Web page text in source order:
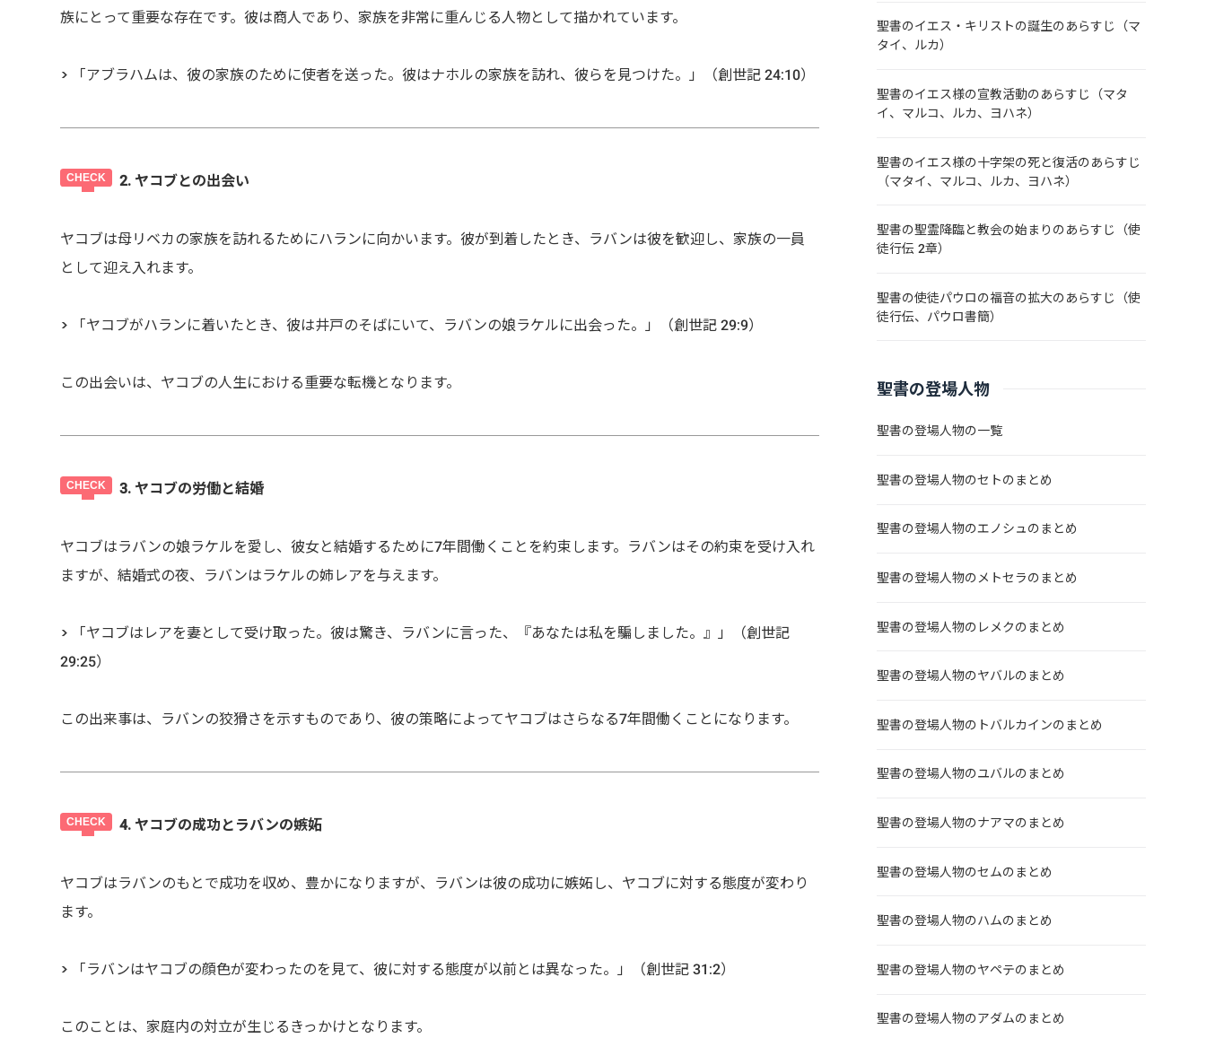
族にとって重要な存在です。彼は商人であり、家族を非常に重んじる人物として描かれています。
> 「アブラハムは、彼の家族のために使者を送った。彼はナホルの家族を訪れ、彼らを見つけた。」（創世記 24:10）
2. ヤコブとの出会い
ヤコブは母リベカの家族を訪れるためにハランに向かいます。彼が到着したとき、ラバンは彼を歓迎し、家族の一員
として迎え入れます。
> 「ヤコブがハランに着いたとき、彼は井戸のそばにいて、ラバンの娘ラケルに出会った。」（創世記 29:9）
この出会いは、ヤコブの人生における重要な転機となります。
3. ヤコブの労働と結婚
ヤコブはラバンの娘ラケルを愛し、彼女と結婚するために7年間働くことを約束します。ラバンはその約束を受け入れ
ますが、結婚式の夜、ラバンはラケルの姉レアを与えます。
> 「ヤコブはレアを妻として受け取った。彼は驚き、ラバンに言った、『あなたは私を騙しました。』」（創世記
29:25）
この出来事は、ラバンの狡猾さを示すものであり、彼の策略によってヤコブはさらなる7年間働くことになります。
4. ヤコブの成功とラバンの嫉妬
ヤコブはラバンのもとで成功を収め、豊かになりますが、ラバンは彼の成功に嫉妬し、ヤコブに対する態度が変わり
ます。
> 「ラバンはヤコブの顔色が変わったのを見て、彼に対する態度が以前とは異なった。」（創世記 31:2）
このことは、家庭内の対立が生じるきっかけとなります。
聖書のイエス・キリストの誕生のあらすじ（マ
タイ、ルカ）
聖書のイエス様の宣教活動のあらすじ（マタ
イ、マルコ、ルカ、ヨハネ）
聖書のイエス様の十字架の死と復活のあらすじ
（マタイ、マルコ、ルカ、ヨハネ）
聖書の聖霊降臨と教会の始まりのあらすじ（使
徒行伝 2章）
聖書の使徒パウロの福音の拡大のあらすじ（使
徒行伝、パウロ書簡）
聖書の登場人物
聖書の登場人物の一覧
聖書の登場人物のセトのまとめ
聖書の登場人物のエノシュのまとめ
聖書の登場人物のメトセラのまとめ
聖書の登場人物のレメクのまとめ
聖書の登場人物のヤバルのまとめ
聖書の登場人物のトバルカインのまとめ
聖書の登場人物のユバルのまとめ
聖書の登場人物のナアマのまとめ
聖書の登場人物のセムのまとめ
聖書の登場人物のハムのまとめ
聖書の登場人物のヤペテのまとめ
聖書の登場人物のアダムのまとめ